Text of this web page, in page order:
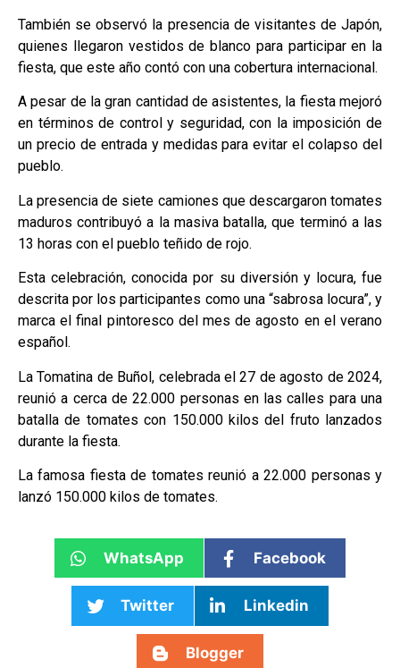
También se observó la presencia de visitantes de Japón,
quienes llegaron vestidos de blanco para participar en la
fiesta, que este año contó con una cobertura internacional.
A pesar de la gran cantidad de asistentes, la fiesta mejoró
en términos de control y seguridad, con la imposición de
un precio de entrada y medidas para evitar el colapso del
pueblo.
La presencia de siete camiones que descargaron tomates
maduros contribuyó a la masiva batalla, que terminó a las
13 horas con el pueblo teñido de rojo.
Esta celebración, conocida por su diversión y locura, fue
descrita por los participantes como una “sabrosa locura”, y
marca el final pintoresco del mes de agosto en el verano
español.
La Tomatina de Buñol, celebrada el 27 de agosto de 2024,
reunió a cerca de 22.000 personas en las calles para una
batalla de tomates con 150.000 kilos del fruto lanzados
durante la fiesta.
La famosa fiesta de tomates reunió a 22.000 personas y
lanzó 150.000 kilos de tomates.
WhatsApp Facebook
Twitter Linkedin
Blogger